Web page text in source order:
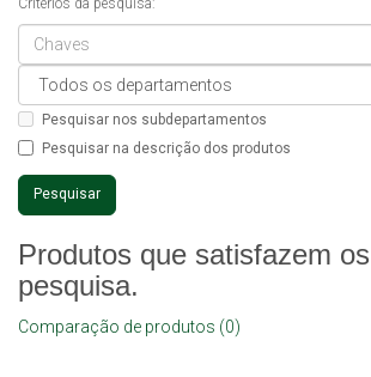
Critérios da pesquisa:
Pesquisar nos subdepartamentos
Pesquisar na descrição dos produtos
Produtos que satisfazem
pesquisa.
Comparação de produtos (0)